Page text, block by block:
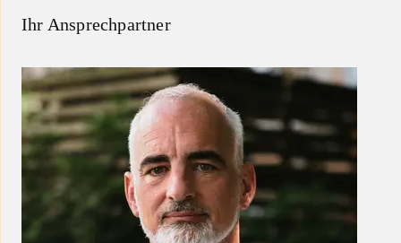
Ihr Ansprechpartner